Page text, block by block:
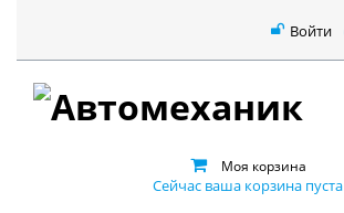
Войти
Моя корзина
Сейчас ваша корзина пуста